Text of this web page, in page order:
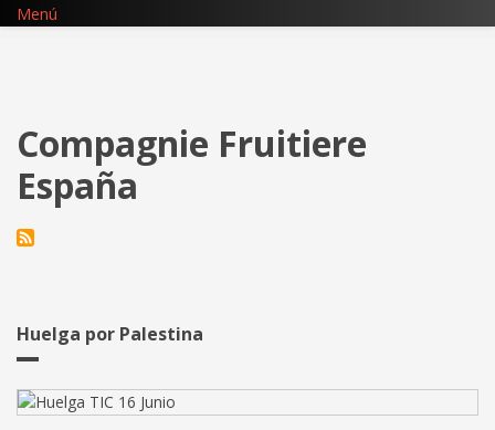
Pasar
Menú
Compagnie Fruitiere
España
Huelga por Palestina